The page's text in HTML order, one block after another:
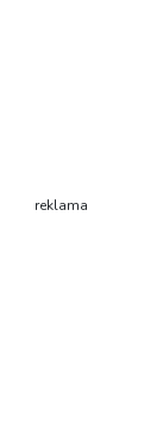
reklama